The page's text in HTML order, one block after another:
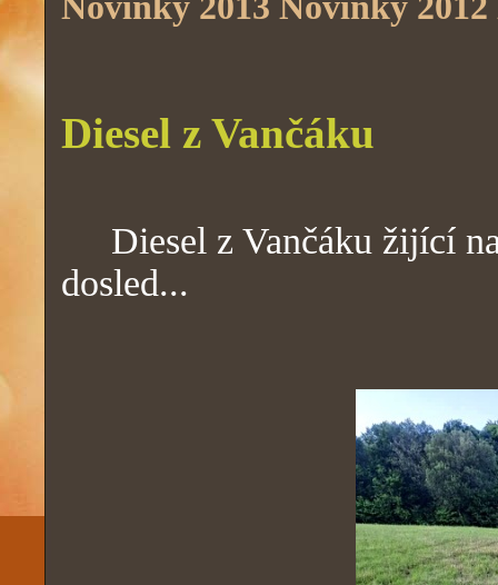
Diesel z Vančáku
Diesel z Vančáku žijící na
dosled...